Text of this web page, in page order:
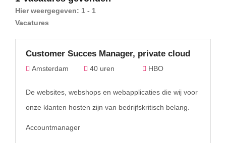
Hier weergegeven: 1 - 1
Vacatures
Customer Succes Manager, private cloud
Amsterdam 40 uren HBO
De websites, webshops en webapplicaties die wij voor
onze klanten hosten zijn van bedrijfskritisch belang.
Accountmanager